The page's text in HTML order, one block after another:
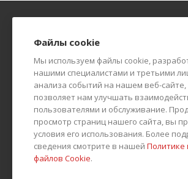
О КОМПАНИИ
КОНТАКТЫ
Файлы cookie
Мы используем файлы cookie,
нашими специалистами и третьими
анализа событий на нашем веб-сайте,
позволяет нам улучшать
пользователями и обслуживание.
просмотр страниц нашего сайта, вы
условия его использования. Более
сведения смотрите в нашей Политике
файлов Cookie.